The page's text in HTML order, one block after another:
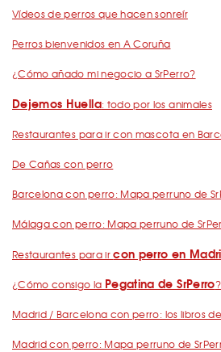
Vídeos de perros que hacen sonreír
Perros bienvenidos en A Coruña
¿Cómo añado mi negocio a SrPerro?
Dejemos Huella: todo por los animales
Restaurantes para ir con mascota en
De Cañas con perro
Barcelona con perro: Mapa perruno de
Málaga con perro: Mapa perruno de
Restaurantes para ircon perro en
¿Cómo consigo la Pegatina de SrPerro?
Madrid / Barcelona con perro: los libros
Madrid con perro: Mapa perruno de